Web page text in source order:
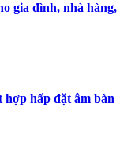
gia đình, nhà hàng,
hợp hấp đặt âm bàn